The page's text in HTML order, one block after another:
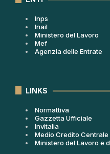
Inps
Inail
Ministero del Lavoro
Mef
Agenzia delle Entrate
LINKS
Normattiva
Gazzetta Ufficiale
Invitalia
Medio Credito Centrale
Ministero del Lavoro e